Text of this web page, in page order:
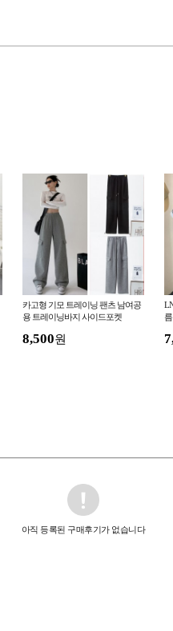
카고형 기모 트레이닝 팬츠 남여공
용 트레이닝바지 사이드포켓
8,500원
아직 등록된 구매후기가 없습니다